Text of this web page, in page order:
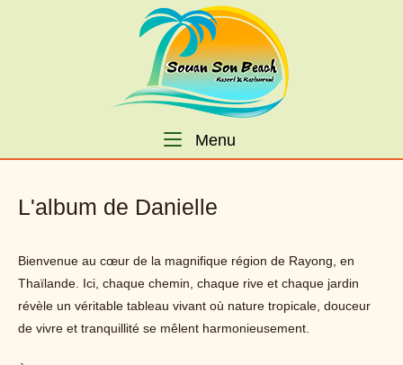
Menu
L'album de Danielle
Bienvenue au cœur de la magnifique région de Rayong, en
Thaïlande. Ici, chaque chemin, chaque rive et chaque jardin
révèle un véritable tableau vivant où nature tropicale, douceur
de vivre et tranquillité se mêlent harmonieusement.